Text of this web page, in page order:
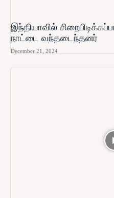
இந்தியாவில்
நாட்டை வந்தடைந்தனர்
December 21, 2024